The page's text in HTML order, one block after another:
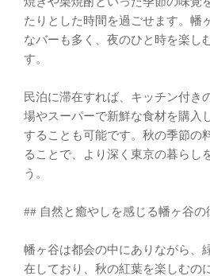
たりとした時間を過ごせます。幡
なバーも多く、夜のひと時を楽し
す。
民泊に滞在すれば、キッチン付き
場やスーパーで新鮮な食材を購入
することも可能です。秋の季節の
ることで、より深く東京の暮らし
う。
## 自然と癒やしを感じる幡ヶ谷の
幡ヶ谷は都会の中にありながら、
在しており、秋の紅葉を楽しむの